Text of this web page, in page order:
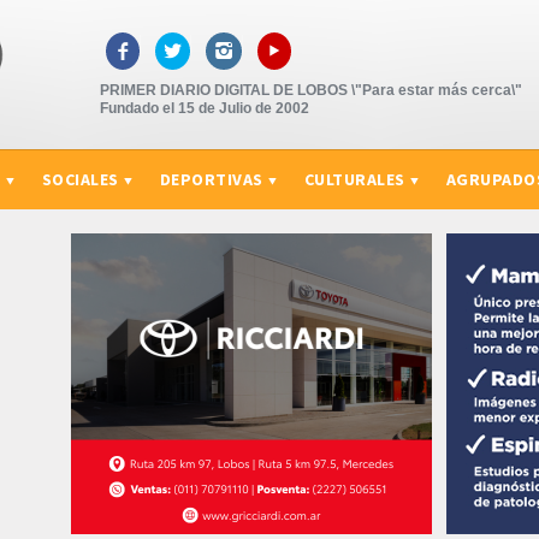
   ▸
PRIMER DIARIO DIGITAL DE LOBOS \"Para estar más cerca\"
Fundado el 15 de Julio de 2002
SOCIALES DEPORTIVAS CULTURALES